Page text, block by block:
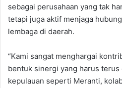
sebagai perusahaan yang tak
tetapi juga aktif menjaga
lembaga di daerah.
“Kami sangat menghargai
bentuk sinergi yang harus terus
kepulauan seperti Meranti,